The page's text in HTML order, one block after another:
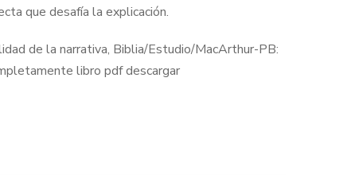
que desafía la explicación.
de la narrativa, Biblia/Estudio/MacArthur-PB:
libro pdf descargar